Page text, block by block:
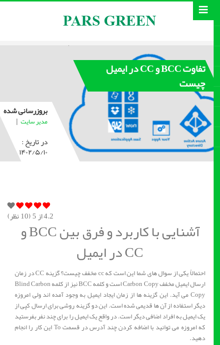
تفاوت BCC و CC در ایمیل
چیست
بروزرسانی شده
مدیر سایت |
در تاریخ :
۱۴۰۲/۵/۱۰
4.2از 5 ( 10نظر)
آشنایی با کاربرد و فرق بین BCC و
CC در ایمیل
احتمالاً یکی از سوال های شما این است که cc مخفف چیست؟ گزینه CC در زمان
ارسال ایمیل مخفف Carbon Copy است و کلمه BCC نیز از کلمه Blind Carbon
Copy می آید. این گزینه ها از زمان ایجاد ایمیل به وجود آمده اند ولی امروزه
دیگر استفاده از آن ها قدیمی شده است. این دو گزینه روشی برای ارسال کپی از
یک ایمیل به افراد اضافی دیگر است. در واقع یک ایمیل را برای چند نفر بفرستید
که امروزه می توانید با اضافه کردن چند آدرس در قسمت To این کار را انجام
دهید.